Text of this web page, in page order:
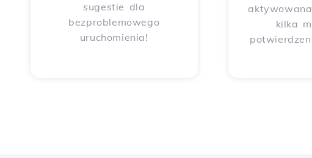
sugestie dla
bezproblemowego
uruchomienia!
kilka